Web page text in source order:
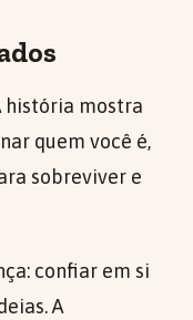
história mostra
quem você é,
sobreviver e
confiar em si
A